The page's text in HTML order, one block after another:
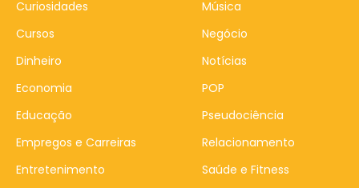
Curiosidades
Cursos
Dinheiro
Economia
Educação
Empregos e Carreiras
Entretenimento
Música
Negócio
Notícias
POP
Pseudociência
Relacionamento
Saúde e Fitness